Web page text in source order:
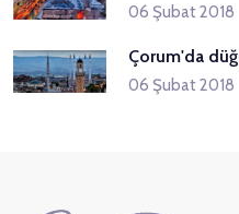
06 Şubat 2018
Çorum'da
06 Şubat 2018